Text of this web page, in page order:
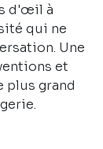
d'œil à
qui ne
Une
et
plus grand